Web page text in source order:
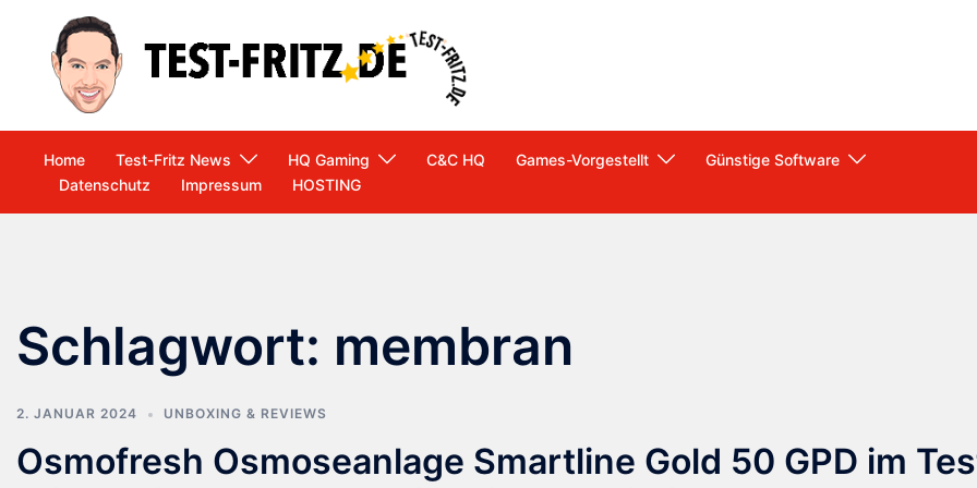
springen
Home Test-Fritz News HQ Gaming C&C HQ Games-Vorgestellt
Günstige Software
Datenschutz
Impressum HOSTING
Schlagwort: membran
2. JANUAR 2024 UNBOXING & REVIEWS
Osmofresh Osmoseanlage Smartline Gold 50 GPD im